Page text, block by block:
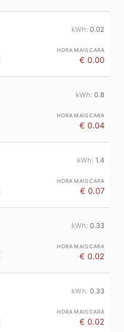
0.02
€ 0.00
0.8
€ 0.04
1.4
€ 0.07
0.33
€ 0.02
0.33
€ 0.02